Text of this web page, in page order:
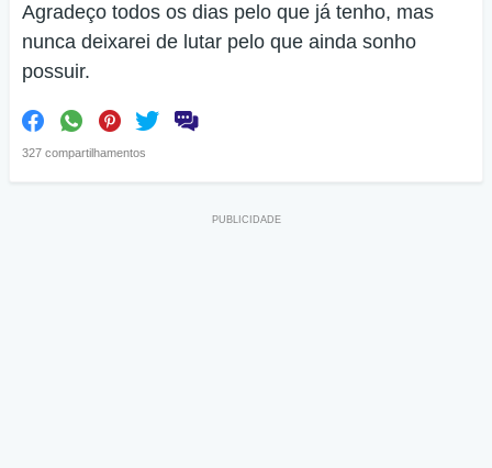
Agradeço todos os dias pelo que já tenho, mas
nunca deixarei de lutar pelo que ainda sonho
possuir.
327 compartilhamentos